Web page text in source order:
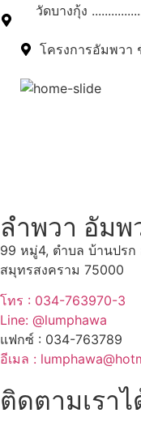
วัดบางกุ้ง
โครงการอัมพวา
ลำพวา อัมพ
99 หมู่4, ตำบล บ้านปรก
สมุทรสงคราม 75000
โทร : 034-763970-3
Line: @lumphawa
แฟกซ์ : 034-763789
อีเมล :
ติดตามเรา